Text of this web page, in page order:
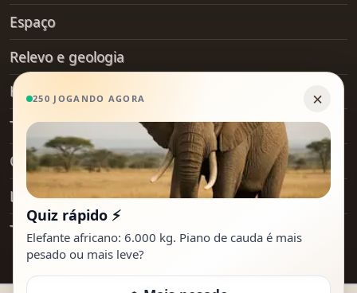
Espaço
Relevo e geologia
Hobby
Transporte
Objetos do dia a dia
Lugares
Tecnologia